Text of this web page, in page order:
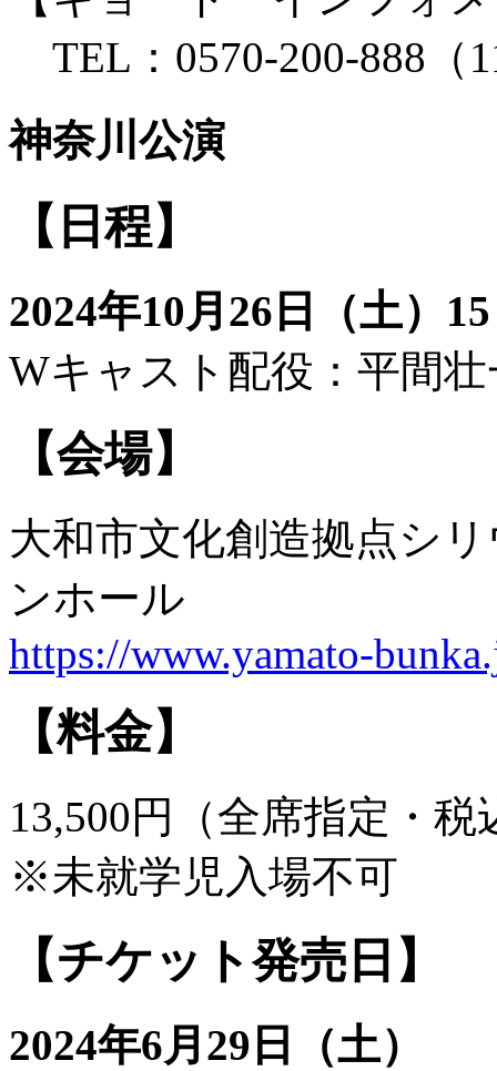
TEL：0570-200-888（
神奈川公演
【日程】
2024年10月26日（土）
Wキャスト配役：平間壮
【会場】
大和市文化創造拠点シ
ンホール
https://www.yamato-
【料金】
13,500円（全席指定・税
※未就学児入場不可
【チケット発売日】
2024年6月29日（土）